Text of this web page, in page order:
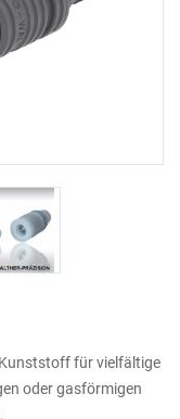
für vielfältige
oder gasförmigen